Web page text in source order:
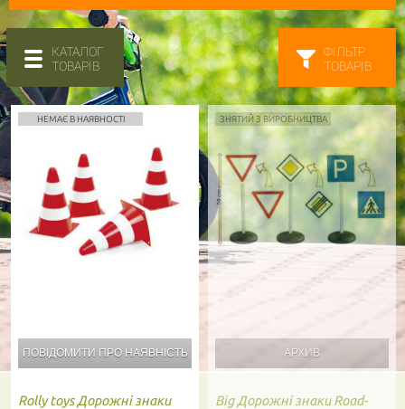
КАТАЛОГ
ТОВАРІВ
ФІЛЬТР
ТОВАРІВ
НЕМАЄ В НАЯВНОСТІ
ПОВІДОМИТИ ПРО НАЯВНІСТЬ
Rolly toys Дорожні знаки
ЗНЯТИЙ З ВИРОБНИЦТВА
Big Дорожні знаки Road-